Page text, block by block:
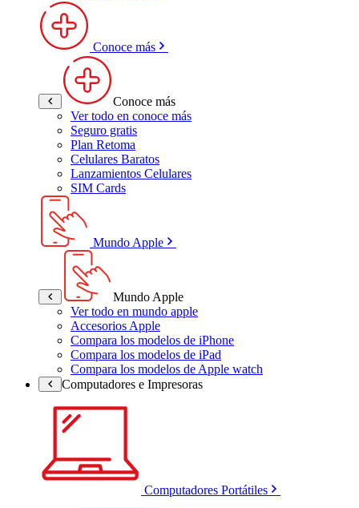
Conoce más
Conoce más
Ver todo en conoce más
Seguro gratis
Plan Retoma
Celulares Baratos
Lanzamientos Celulares
SIM Cards
Mundo Apple
Mundo Apple
Ver todo en mundo apple
Accesorios Apple
Compara los modelos de iPhone
Compara los modelos de iPad
Compara los modelos de Apple watch
Computadores e Impresoras
Computadores Portátiles